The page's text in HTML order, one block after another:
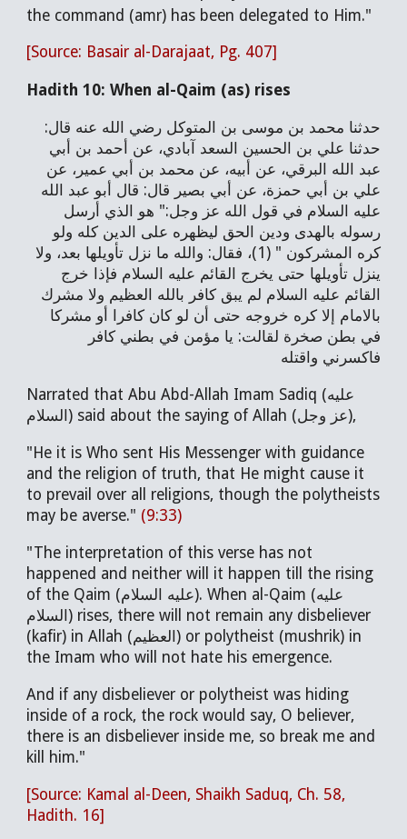
the command (amr) has been delegated to Him."
[Source: Basair al-Darajaat, Pg. 407]
Hadith 10: When al-Qaim (as) rises
حدثنا محمد بن موسى بن المتوكل رضي الله عنه قال:
حدثنا علي بن الحسين السعد آبادي، عن أحمد بن أبي
عبد الله البرقي، عن أبيه، عن محمد بن أبي عمير، عن
علي بن أبي حمزة، عن أبي بصير قال: قال أبو عبد الله
عليه السلام في قول الله عز وجل:" هو الذي أرسل
رسوله بالهدى ودين الحق ليظهره على الدين كله ولو
كره المشركون " (1)، فقال: والله ما نزل تأويلها بعد، ولا
ينزل تأويلها حتى يخرج القائم عليه السلام فإذا خرج
القائم عليه السلام لم يبق كافر بالله العظيم ولا مشرك
بالامام إلا كره خروجه حتى أن لو كان كافرا أو مشركا
في بطن صخرة لقالت: يا مؤمن في بطني كافر
فاكسرني واقتله
Narrated that Abu Abd-Allah Imam Sadiq (عليه
السلام) said about the saying of Allah (عز وجل),
"He it is Who sent His Messenger with guidance
and the religion of truth, that He might cause it
to prevail over all religions, though the polytheists
may be averse." (9:33)
"The interpretation of this verse has not
happened and neither will it happen till the rising
of the Qaim (عليه السلام). When al-Qaim (عليه
السلام) rises, there will not remain any disbeliever
(kafir) in Allah (العظيم) or polytheist (mushrik) in
the Imam who will not hate his emergence.
And if any disbeliever or polytheist was hiding
inside of a rock, the rock would say, O believer,
there is an disbeliever inside me, so break me and
kill him."
[Source: Kamal al-Deen, Shaikh Saduq, Ch. 58,
Hadith. 16]